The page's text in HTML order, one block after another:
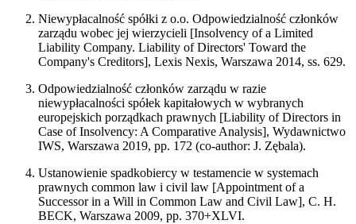
Niewypłacalność spółki z o.o. Odpowiedzialność członków
zarządu wobec jej wierzycieli [Insolvency of a Limited
Liability Company. Liability of Directors' Toward the
Company's Creditors], Lexis Nexis, Warszawa 2014, ss. 629.
Odpowiedzialność członków zarządu w razie
niewypłacalności spółek kapitałowych w wybranych
europejskich porządkach prawnych [Liability of Directors in
Case of Insolvency: A Comparative Analysis], Wydawnictwo
IWS, Warszawa 2019, pp. 172 (co-author: J. Zębala).
Ustanowienie spadkobiercy w testamencie w systemach
prawnych common law i civil law [Appointment of a
Successor in a Will in Common Law and Civil Law], C. H.
BECK, Warszawa 2009, pp. 370+XLVI.